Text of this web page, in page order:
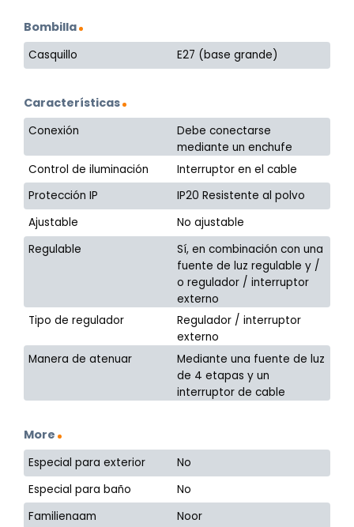
Bombilla
Casquillo E27 (base grande)
Características
Conexión
Debe conectarse
mediante un enchufe
Control de iluminación
Interruptor en el cable
Protección IP
IP20 Resistente al polvo
Ajustable
No ajustable
Regulable
Sí, en combinación con una
fuente de luz regulable y /
o regulador / interruptor
externo
Tipo de regulador
Regulador / interruptor
externo
Manera de atenuar
Mediante una fuente de luz
de 4 etapas y un
interruptor de cable
More
Especial para exterior
No
Especial para baño
No
Familienaam
Noor